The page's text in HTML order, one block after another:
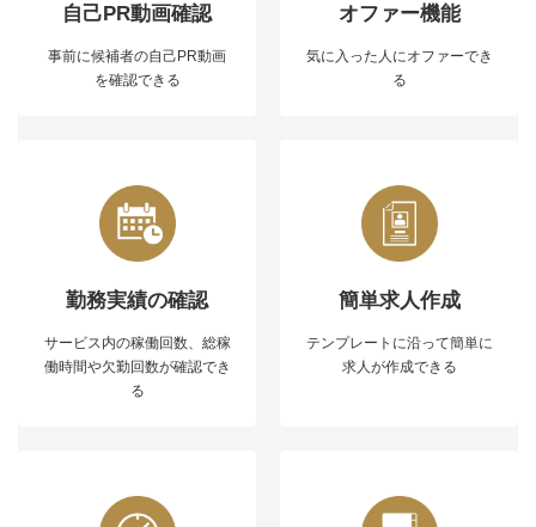
自己PR動画確認
事前に候補者の自己PR動画
を確認できる
オファー機能
気に入った人にオファーでき
る
勤務実績の確認
サービス内の稼働回数、総稼
働時間や欠勤回数が確認でき
る
簡単求人作成
テンプレートに沿って簡単に
求人が作成できる